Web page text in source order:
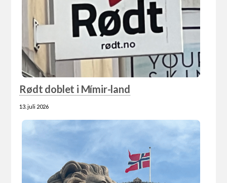
Rødt doblet i Mímir-land
13. juli 2026